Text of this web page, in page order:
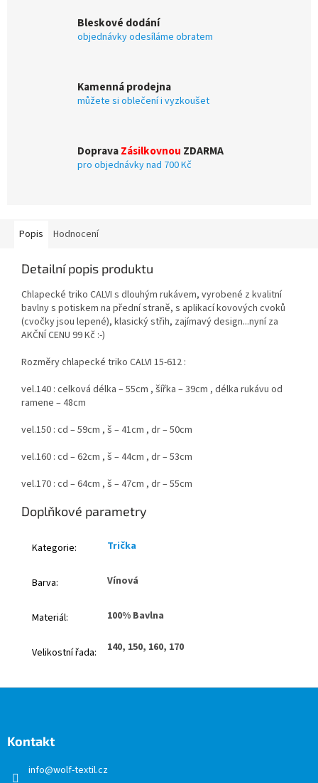
Bleskové dodání
objednávky odesíláme obratem
Kamenná prodejna
můžete si oblečení i vyzkoušet
DopravaZásilkovnou ZDARMA
pro objednávky nad 700 Kč
Popis Hodnocení
Detailní popis produktu
Chlapecké triko CALVI s dlouhým rukávem, vyrobené z kvalitní
bavlny s potiskem na přední straně, s aplikací kovových cvoků
(cvočky jsou lepené), klasický střih, zajímavý design...nyní za
AKČNÍ CENU 99 Kč :-)
Rozměry chlapecké triko CALVI 15-612 :
vel.140 : celková délka – 55cm , šířka – 39cm , délka rukávu od
ramene – 48cm
vel.150 : cd – 59cm , š – 41cm , dr – 50cm
vel.160 : cd – 62cm , š – 44cm , dr – 53cm
vel.170 : cd – 64cm , š – 47cm , dr – 55cm
Doplňkové parametry
Kategorie: Trička
Barva: Vínová
Materiál: 100% Bavlna
Velikostní řada: 140, 150, 160, 170
Kontakt
info@wolf-textil.cz